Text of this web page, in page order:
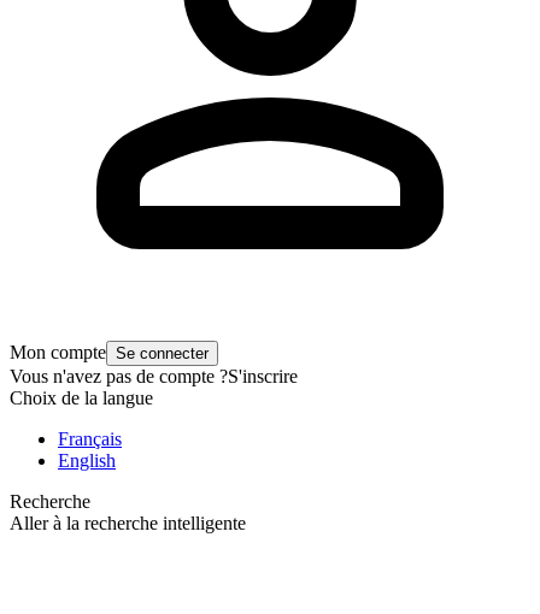
Mon compte Se connecter
Vous n'avez pas de compte ?S'inscrire
Choix de la langue
Français
English
Recherche
Aller à la recherche intelligente